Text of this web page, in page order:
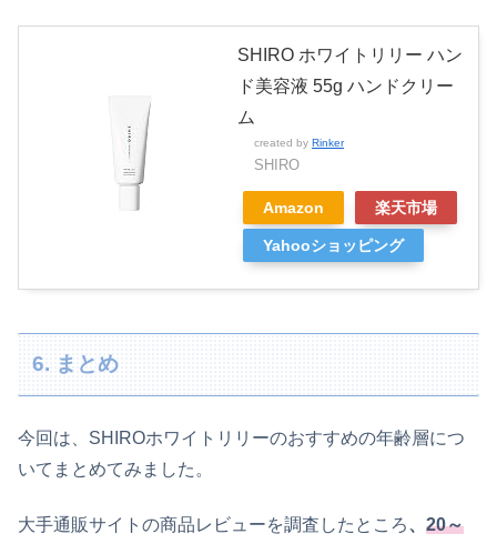
SHIRO ホワイトリリー ハン
ド美容液 55g ハンドクリー
ム
created by Rinker
SHIRO
Amazon 楽天市場
Yahooショッピング
6. まとめ
今回は、SHIROホワイトリリーのおすすめの年齢層につ
いてまとめてみました。
大手通販サイトの商品レビューを調査したところ、 20～